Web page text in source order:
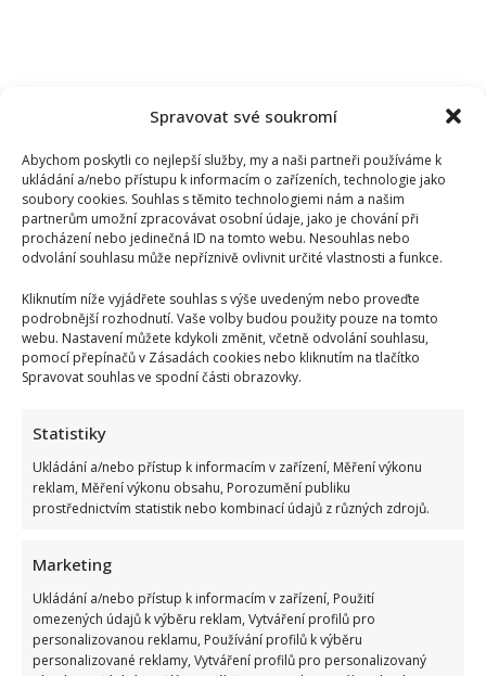
Spravovat své soukromí
Abychom poskytli co nejlepší služby, my a naši partneři používáme k
ukládání a/nebo přístupu k informacím o zařízeních, technologie jako
soubory cookies. Souhlas s těmito technologiemi nám a našim
partnerům umožní zpracovávat osobní údaje, jako je chování při
procházení nebo jedinečná ID na tomto webu. Nesouhlas nebo
odvolání souhlasu může nepříznivě ovlivnit určité vlastnosti a funkce.
Kliknutím níže vyjádřete souhlas s výše uvedeným nebo proveďte
podrobnější rozhodnutí. Vaše volby budou použity pouze na tomto
webu. Nastavení můžete kdykoli změnit, včetně odvolání souhlasu,
pomocí přepínačů v Zásadách cookies nebo kliknutím na tlačítko
Spravovat souhlas ve spodní části obrazovky.
Statistiky
Ukládání a/nebo přístup k informacím v zařízení, Měření výkonu
reklam, Měření výkonu obsahu, Porozumění publiku
prostřednictvím statistik nebo kombinací údajů z různých zdrojů.
Marketing
Ukládání a/nebo přístup k informacím v zařízení, Použití
omezených údajů k výběru reklam, Vytváření profilů pro
personalizovanou reklamu, Používání profilů k výběru
personalizované reklamy, Vytváření profilů pro personalizovaný
Nejhezčí česká herečka roku 2026: Do úzkého výběru se
dostalo jen 5 jmen. Sandeva i Geislerová měly jistotu